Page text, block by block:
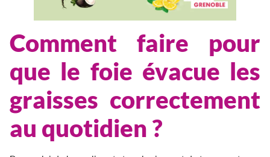
Comment faire pour
que le foie évacue les
graisses correctement
au quotidien ?